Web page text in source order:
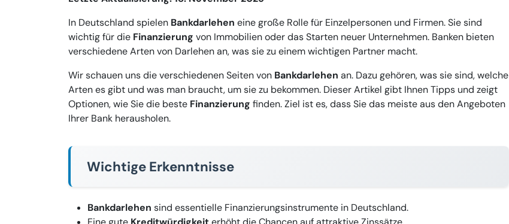
In Deutschland spielen Bankdarlehen eine große Rolle für Einzelpersonen und Firmen. Sie sind
wichtig für die Finanzierung von Immobilien oder das Starten neuer Unternehmen. Banken bieten
verschiedene Arten von Darlehen an, was sie zu einem wichtigen Partner macht.
Wir schauen uns die verschiedenen Seiten von Bankdarlehen an. Dazu gehören, was sie sind, welche
Arten es gibt und was man braucht, um sie zu bekommen. Dieser Artikel gibt Ihnen Tipps und zeigt
Optionen, wie Sie die beste Finanzierung finden. Ziel ist es, dass Sie das meiste aus den Angeboten
Ihrer Bank herausholen.
Wichtige Erkenntnisse
Bankdarlehen sind essentielle Finanzierungsinstrumente in Deutschland.